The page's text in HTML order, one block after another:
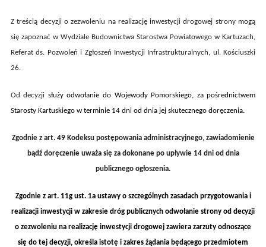
Z treścią decyzji o zezwoleniu na realizację inwestycji drogowej strony mogą
się zapoznać w Wydziale Budownictwa Starostwa Powiatowego w Kartuzach,
Referat ds. Pozwoleń i Zgłoszeń Inwestycji Infrastrukturalnych, ul.Kościuszki
26.
Od decyzji służy odwołanie do Wojewody Pomorskiego, za pośrednictwem
Starosty Kartuskiego w terminie 14 dni od dnia jej skutecznego doręczenia.
Zgodnie z art. 49 Kodeksu postępowania administracyjnego, zawiadomienie
bądź doręczenie uważa się za dokonane po upływie 14 dni od dnia
publicznego ogłoszenia.
Zgodnie z art. 11g ust. 1a ustawy o szczególnych zasadach przygotowania i
realizacji inwestycji w zakresie dróg publicznych odwołanie strony od decyzji
o zezwoleniu na realizację inwestycji drogowej zawiera zarzuty odnoszące
się do tej decyzji, określa istotę i zakres żądania będącego przedmiotem